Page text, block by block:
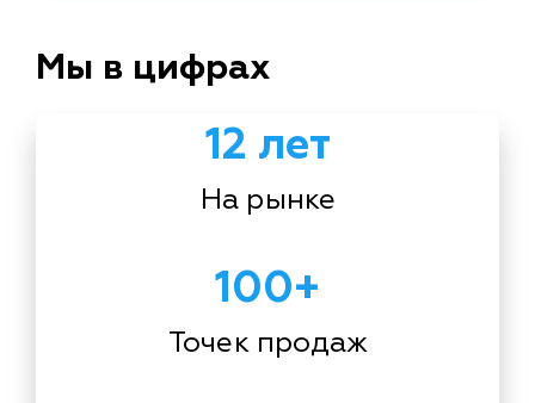
Мы в цифрах
12 лет
На рынке
100+
Точек продаж